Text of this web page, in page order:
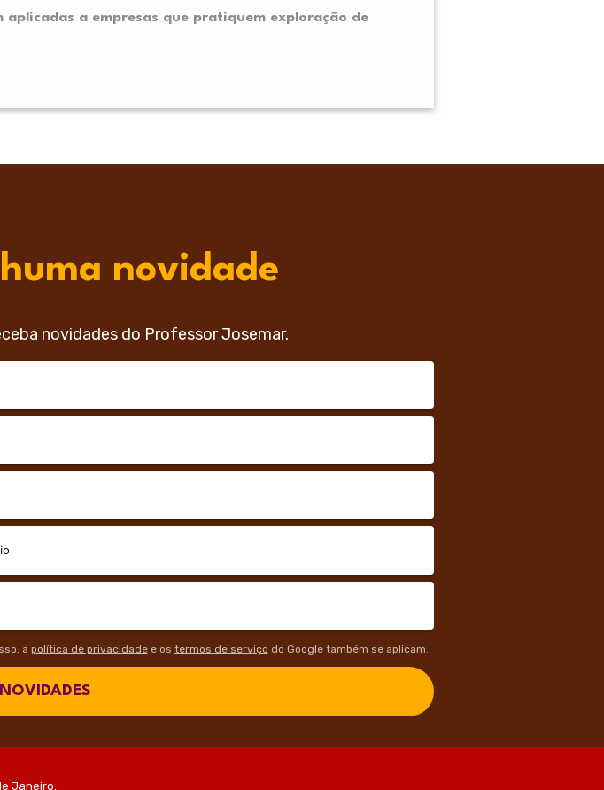
aplicadas a empresas que pratiquem exploração de
novidade
novidades do Professor Josemar.
a política de privacidadee os termos de serviço do Google também se aplicam.
NOVIDADES
Janeiro.